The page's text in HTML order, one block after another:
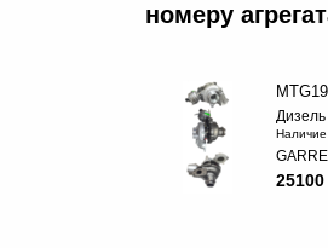
номеру
Дизель